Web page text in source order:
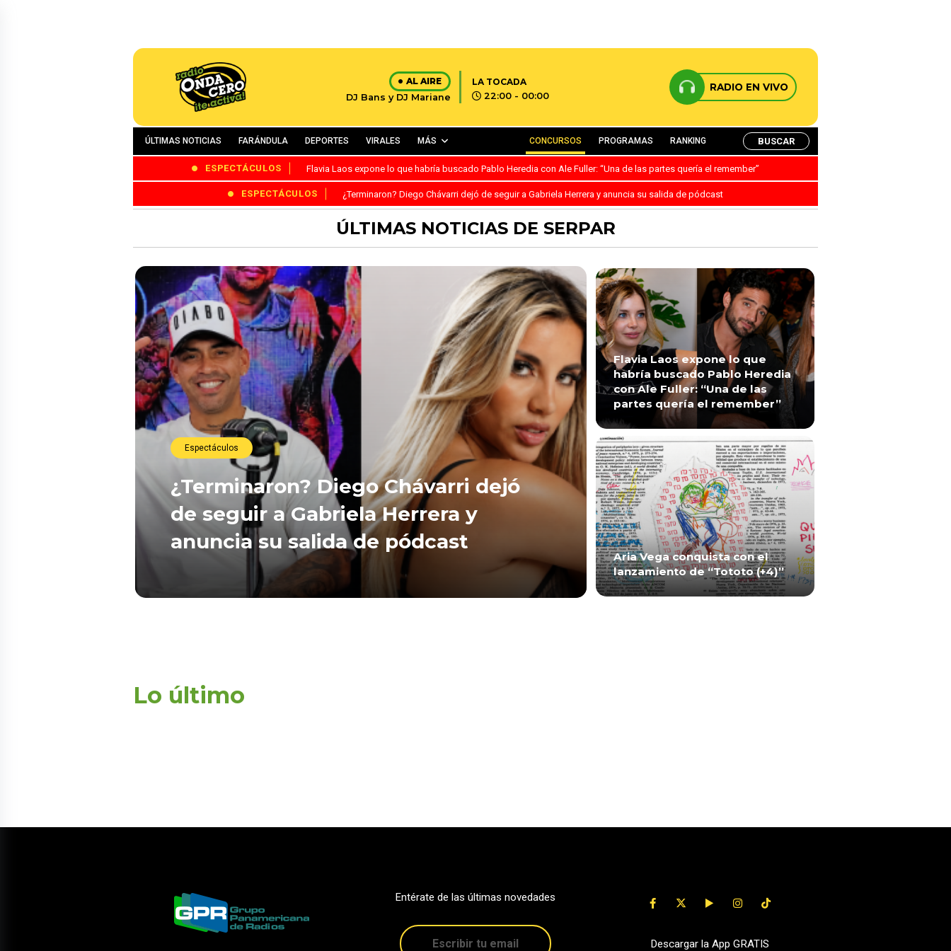
AL AIRE
DJ Bans y DJ Mariane
LA TOCADA
22:00 - 00:00
RADIO EN VIVO
ÚLTIMAS NOTICIAS FARÁNDULA DEPORTES VIRALES MÁS CONCURSOS PROGRAMAS RANKING BUSCAR
ESPECTÁCULOS Flavia Laos expone lo que habría buscado Pablo Heredia con Ale Fuller: “Una de las partes quería el remember”
ESPECTÁCULOS ¿Terminaron? Diego Chávarri dejó de seguir a Gabriela Herrera y anuncia su salida de pódcast
ÚLTIMAS NOTICIAS DE SERPAR
Espectáculos
¿Terminaron? Diego Chávarri dejó
de seguir a Gabriela Herrera y
anuncia su salida de pódcast
Flavia Laos expone lo que
habría buscado Pablo Heredia
con Ale Fuller: “Una de las
partes quería el remember”
Aria Vega conquista con el
lanzamiento de “Tototo (+4)”
Lo último
Entérate de las últimas novedades
Descargar la App GRATIS